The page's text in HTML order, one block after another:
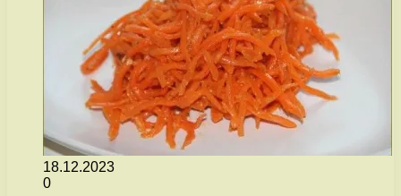
18.12.2023
0